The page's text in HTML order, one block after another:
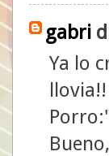
gabri
Ya lo